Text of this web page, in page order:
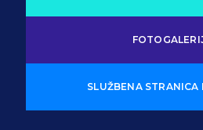
SLUŽBENA STRANICA